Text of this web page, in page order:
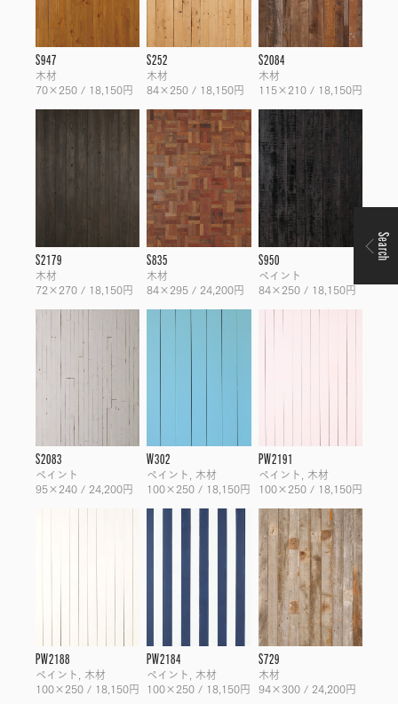
S947
木材
70×250 / 18,150円
S252
木材
84×250 / 18,150円
S2084
木材
115×210 / 18,150円
S2179
木材
72×270 / 18,150円
S835
木材
84×295 / 24,200円
S950
ペイント
84×250 / 18,150円
S2083
ペイント
95×240 / 24,200円
W302
ペイント, 木材
100×250 / 18,150円
PW2191
ペイント, 木材
100×250 / 18,150円
PW2188
ペイント, 木材
100×250 / 18,150円
PW2184
ペイント, 木材
100×250 / 18,150円
S729
木材
94×300 / 24,200円
Search